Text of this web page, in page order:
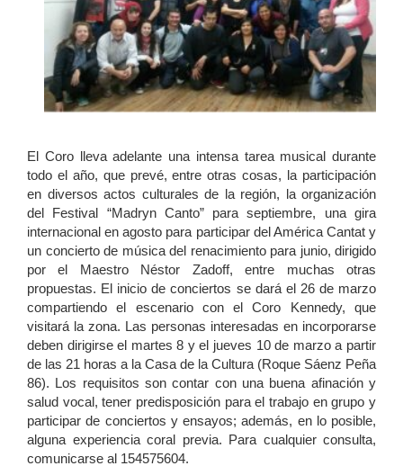
El Coro lleva adelante una intensa tarea musical durante
todo el año, que prevé, entre otras cosas, la participación
en diversos actos culturales de la región, la organización
del Festival “Madryn Canto” para septiembre, una gira
internacional en agosto para participar del América Cantat y
un concierto de música del renacimiento para junio, dirigido
por el Maestro Néstor Zadoff, entre muchas otras
propuestas. El inicio de conciertos se dará el 26 de marzo
compartiendo el escenario con el Coro Kennedy, que
visitará la zona. Las personas interesadas en incorporarse
deben dirigirse el martes 8 y el jueves 10 de marzo a partir
de las 21 horas a la Casa de la Cultura (Roque Sáenz Peña
86). Los requisitos son contar con una buena afinación y
salud vocal, tener predisposición para el trabajo en grupo y
participar de conciertos y ensayos; además, en lo posible,
alguna experiencia coral previa. Para cualquier consulta,
comunicarse al 154575604.